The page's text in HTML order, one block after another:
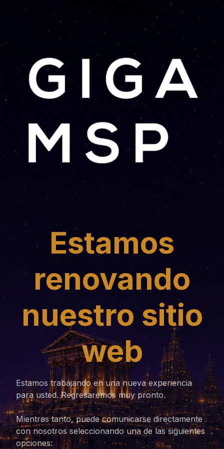
Estamos
renovando
nuestro sitio
web
Estamos trabajando en una nueva experiencia
para usted. Regresaremos muy pronto.
Mientras tanto, puede comunicarse directamente
con nosotros seleccionando una de las siguientes
opciones: